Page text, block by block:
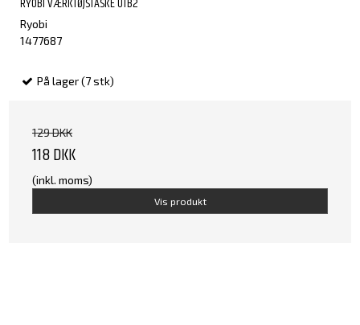
Ryobi
1477687
På lager (7 stk)
129 DKK
118 DKK
(inkl. moms)
Vis produkt